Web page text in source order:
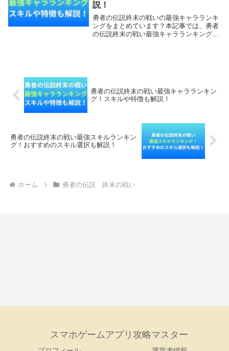
説！
勇者の伝説終末の戦いの最強キャラランキ
ングをまとめています？本記事では、勇者
の伝説終末の戦い最強キャラランキング！
勇者の伝説終末の戦い最強キャラランキン
グ！スキルや特徴も解説！
勇者の伝説終末の戦い最強スキルランキン
グ！おすすめのスキル選択も解説！
ホーム 勇者の伝説 終末の戦い
スマホゲームアプリ攻略マスター